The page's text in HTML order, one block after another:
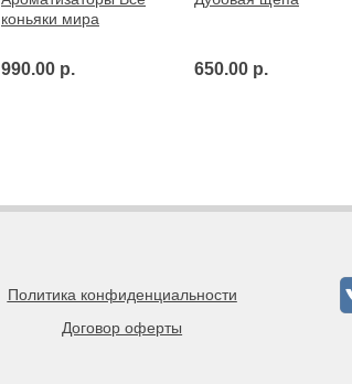
коньяки мира
990.00 р. 650.00 р.
Политика конфиденциальности
Договор оферты